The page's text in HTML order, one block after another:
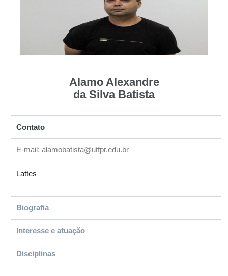
Alamo Alexandre
da Silva Batista
Contato
E-mail: alamobatista@utfpr.edu.br
Lattes
Biografia
Interesse e atuação
Disciplinas